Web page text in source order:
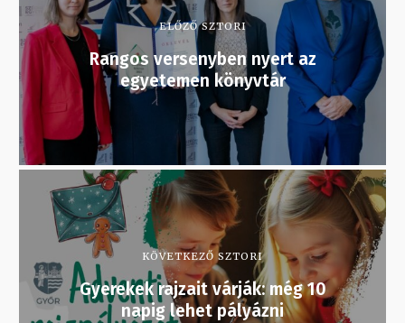
ELŐZŐ SZTORI
Rangos versenyben nyert az
egyetemen könyvtár
KÖVETKEZŐ SZTORI
Gyerekek rajzait várják: még 10
napig lehet pályázni